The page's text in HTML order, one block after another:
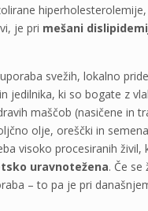
je pri mešani
svežih, lokalno
jedilnika, ki so bogate z
maščob (nasičene in
olje, oreščki in
visoko procesiranih živil,
uravnotežena. Če se
– to pa je pri